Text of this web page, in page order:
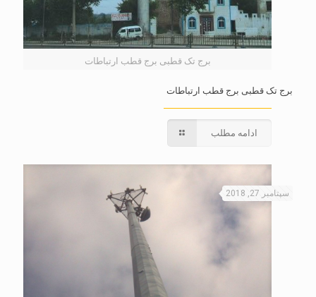
برج تک قطبی برج قطب ارتباطات
برج تک قطبی برج قطب ارتباطات
ادامه مطلب
سپتامبر 27, 2018